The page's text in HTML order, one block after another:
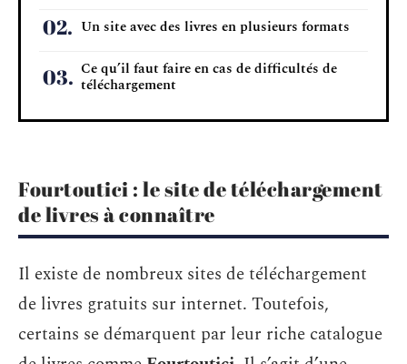
Un site avec des livres en plusieurs formats
Ce qu’il faut faire en cas de difficultés de
téléchargement
Fourtoutici : le site de téléchargement
de livres à connaître
Il existe de nombreux sites de téléchargement
de livres gratuits sur internet. Toutefois,
certains se démarquent par leur riche catalogue